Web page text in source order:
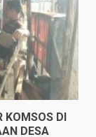
DI
DESA